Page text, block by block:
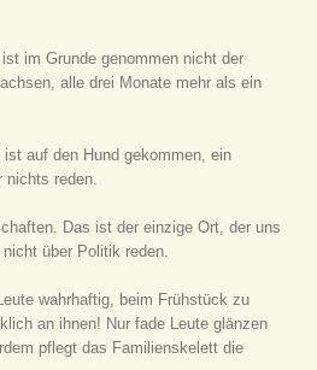
im Grunde genommen nicht der
alle drei Monate mehr als ein
auf den Hund gekommen, ein
nichts reden.
Das ist der einzige Ort, der uns
über Politik reden.
wahrhaftig, beim Frühstück zu
an ihnen! Nur fade Leute glänzen
pflegt das Familienskelett die